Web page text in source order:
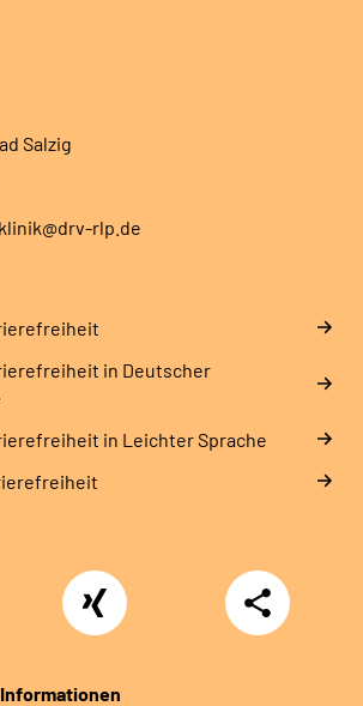
Salzig
rlp.de
in Deutscher
in Leichter Sprache
Xing
Teilen